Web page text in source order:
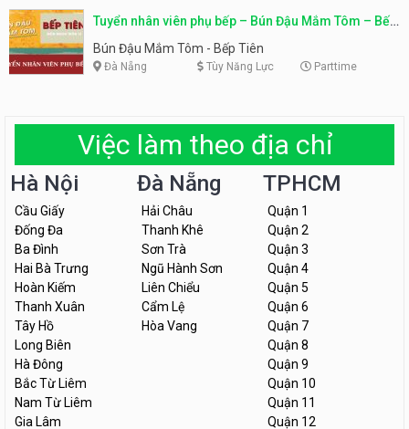
Tuyển nhân viên phụ bếp – Bún Đậu Mắm Tôm – Bếp
Tiên
Bún Đậu Mắm Tôm - Bếp Tiên
Đà Nẵng Tùy Năng Lực Parttime
Việc làm theo địa chỉ
Hà Nội
Cầu Giấy
Đống Đa
Ba Đình
Hai Bà Trưng
Hoàn Kiếm
Thanh Xuân
Tây Hồ
Long Biên
Hà Đông
Bắc Từ Liêm
Nam Từ Liêm
Gia Lâm
Đà Nẵng
Hải Châu
Thanh Khê
Sơn Trà
Ngũ Hành Sơn
Liên Chiểu
Cẩm Lệ
Hòa Vang
TPHCM
Quận 1
Quận 2
Quận 3
Quận 4
Quận 5
Quận 6
Quận 7
Quận 8
Quận 9
Quận 10
Quận 11
Quận 12